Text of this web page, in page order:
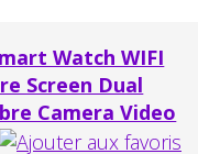
Watch WIFI
Screen Dual
Camera Video